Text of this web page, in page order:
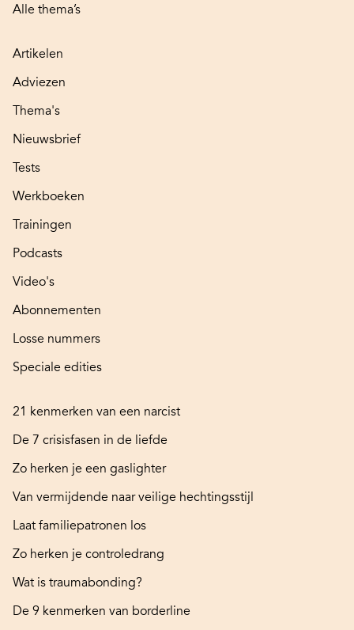
Alle thema’s
Artikelen
Adviezen
Thema's
Nieuwsbrief
Tests
Werkboeken
Trainingen
Podcasts
Video's
Abonnementen
Losse nummers
Speciale edities
21 kenmerken van een narcist
De 7 crisisfasen in de liefde
Zo herken je een gaslighter
Van vermijdende naar veilige hechtingsstijl
Laat familiepatronen los
Zo herken je controledrang
Wat is traumabonding?
De 9 kenmerken van borderline